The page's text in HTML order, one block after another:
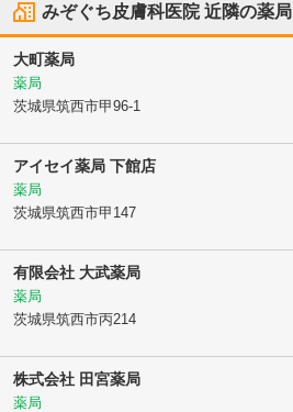
みぞぐち皮膚科医院近隣の薬局
大町薬局
薬局
茨城県筑西市甲96-1
アイセイ薬局 下館店
薬局
茨城県筑西市甲147
有限会社 大武薬局
薬局
茨城県筑西市丙214
株式会社 田宮薬局
薬局